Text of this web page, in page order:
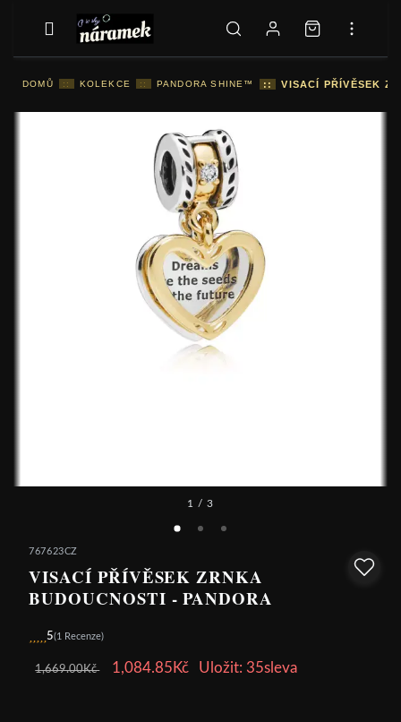
DOMŮ :: KOLEKCE :: PANDORA SHINE™ :: VISACÍ PŘÍVĚSEK
1 / 3
767623CZ
VISACÍ PŘÍVĚSEK ZRNKA
BUDOUCNOSTI - PANDORA
5(1 Recenze)
1,669.00Kč 1,084.85Kč Uložit: 35sleva